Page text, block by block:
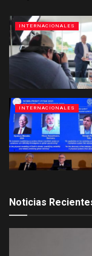
INTERNACIONALES
INTERNACIONALES
Noticias